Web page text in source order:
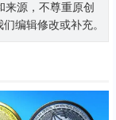
源，不尊重原创
编辑修改或补充。